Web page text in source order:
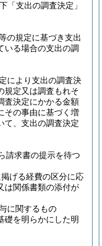
「支出の調査決定」
の規定に基づき支出
いる場合の支出の調
により支出の調査決
規定又は調査もれそ
査決定にかかる金額
その事由に基づく増
て、支出の調査決定
請求書の提示を待つ
掲げる経費の区分に応
は関係書類の添付が
に関するもの
礎を明らかにした明